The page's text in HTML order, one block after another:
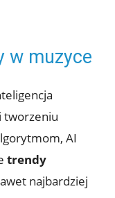
w muzyce
tworzeniu
AI
trendy
najbardziej